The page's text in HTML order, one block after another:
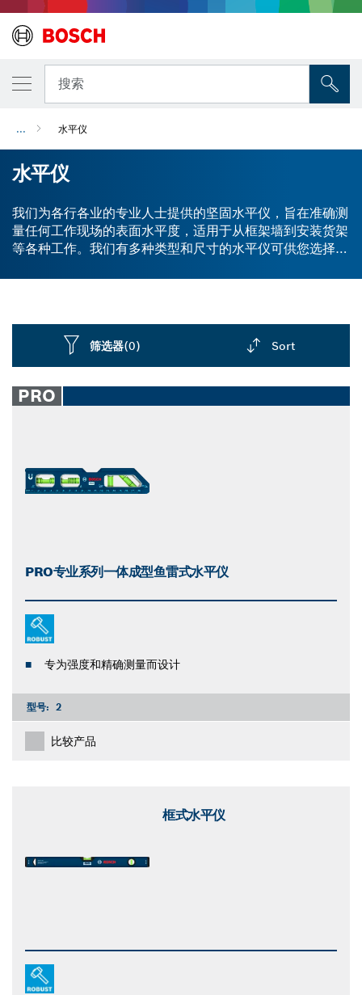
搜索
... 水平仪
水平仪
我们为各行各业的专业人士提供的坚固水平仪，旨在准确测
量任何工作现场的表面水平度，适用于从框架墙到安装货架
等各种工作。我们有多种类型和尺寸的水平仪可供您选择，
的产品系列。
筛选器(0) Sort
closed
PRO
PRO专业系列一体成型鱼雷式水平仪
专为强度和精确测量而设计
型号: 2
比较产品
框式水平仪